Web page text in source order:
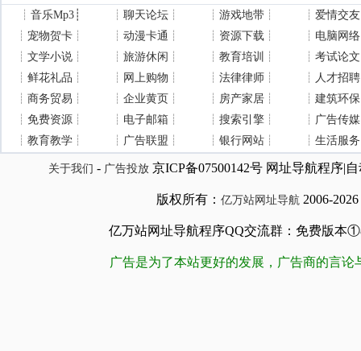
┊ 音乐Mp3 ┊ ┊ 聊天论坛 ┊ ┊ 游戏地带 ┊ ┊ 爱情交友
┊ 宠物贺卡 ┊ ┊ 动漫卡通 ┊ ┊ 资源下载 ┊ ┊ 电脑网络
┊ 文学小说 ┊ ┊ 旅游休闲 ┊ ┊ 教育培训 ┊ ┊ 考试论文
┊ 鲜花礼品 ┊ ┊ 网上购物 ┊ ┊ 法律律师 ┊ ┊ 人才招聘
┊ 商务贸易 ┊ ┊ 企业黄页 ┊ ┊ 房产家居 ┊ ┊ 建筑环保
┊ 免费资源 ┊ ┊ 电子邮箱 ┊ ┊ 搜索引擎 ┊ ┊ 广告传媒
┊ 教育教学 ┊ ┊ 广告联盟 ┊ ┊ 银行网站 ┊ ┊ 生活服务
关于我们 - 广告投放京ICP备07500142号 网址导航程序|
版权所有： 亿万站网址导航 2006-2026
亿万站网址导航程序QQ交流群：免费版本
广告是为了本站更好的发展，广告商的言